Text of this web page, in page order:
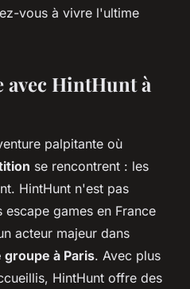
vous à vivre l'ultime
avec HintHunt à
palpitante où
se rencontrent : les
HintHunt n'est pas
games en France
acteur majeur dans
à Paris. Avec plus
HintHunt offre des